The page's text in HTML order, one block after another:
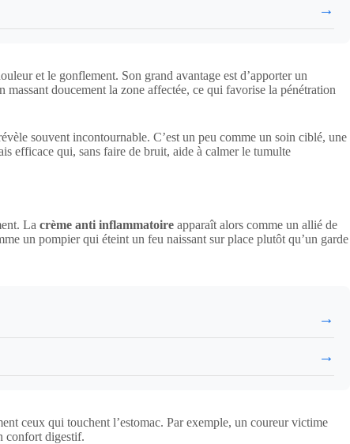
→
et le gonflement. Son grand avantage est d’apporter un
doucement la zone affectée, ce qui favorise la pénétration
souvent incontournable. C’est un peu comme un soin ciblé, une
efficace qui, sans faire de bruit, aide à calmer le tumulte
La crème anti inflammatoire apparaît alors comme un allié de
un pompier qui éteint un feu naissant sur place plutôt qu’un garde
→
→
ceux qui touchent l’estomac. Par exemple, un coureur victime
confort digestif.